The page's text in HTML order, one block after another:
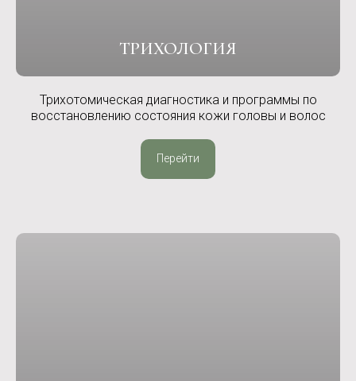
ТРИХОЛОГИЯ
Трихотомическая диагностика и программы по
восстановлению состояния кожи головы и волос
Перейти